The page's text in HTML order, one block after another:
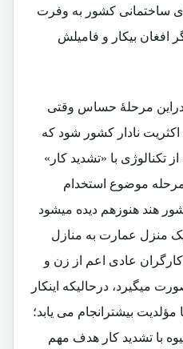
ساختمانی کشور به وفرت
افغان بیکار و فامیلش
مرحلۀ حساس وقتی
نادار کشور شود که
تکنالوژی با «تشدید کار»
موضوع استخدام
هند هنوزهم دیده میشود
یک منزل عمارت به منازل
عادی اعم از زن و
میگیرد، درحالیکه اینکار
بیشترانجام می یابد؛
با تشدید کار هدف مهم